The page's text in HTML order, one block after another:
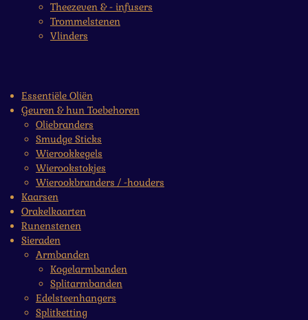
Theezeven & - infusers
Trommelstenen
Vlinders
Essentiële Oliën
Geuren & hun Toebehoren
Oliebranders
Smudge Sticks
Wierookkegels
Wierookstokjes
Wierookbranders / -houders
Kaarsen
Orakelkaarten
Runenstenen
Sieraden
Armbanden
Kogelarmbanden
Splitarmbanden
Edelsteenhangers
Splitketting